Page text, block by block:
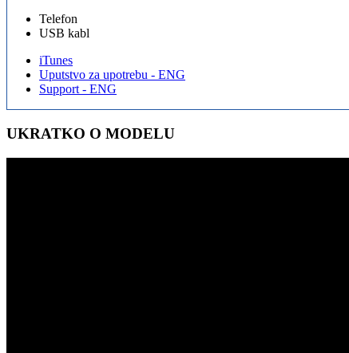
Telefon
USB kabl
iTunes
Uputstvo za upotrebu - ENG
Support - ENG
UKRATKO O MODELU